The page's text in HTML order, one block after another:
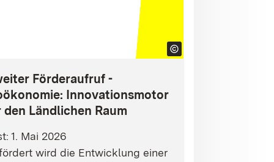
Förderaufruf -
Innovationsmotor
den Ländlichen Raum
1. Mai 2026
wird die Entwicklung einer